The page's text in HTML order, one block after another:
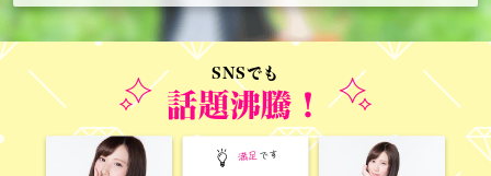
SNSでも
話題沸騰！
満足です